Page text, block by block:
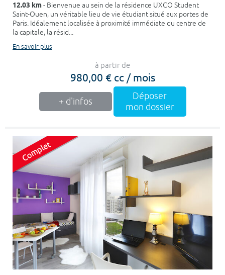
12.03 km- Bienvenue au sein de la résidence UXCO Student
Saint-Ouen, un véritable lieu de vie étudiant situé aux portes de
Paris. Idéalement localisée à proximité immédiate du centre de
la capitale, la résid...
En savoir plus
à partir de
980,00 € cc / mois
+ d'infos
Déposer
mon dossier